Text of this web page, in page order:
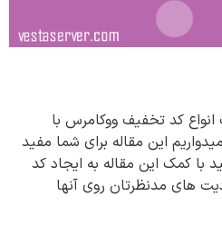
کد تخفیف ووکامرس با
این مقاله برای شما مفید
با کمک این مقاله به ایجاد کد
های مدنظرتان روی آنها